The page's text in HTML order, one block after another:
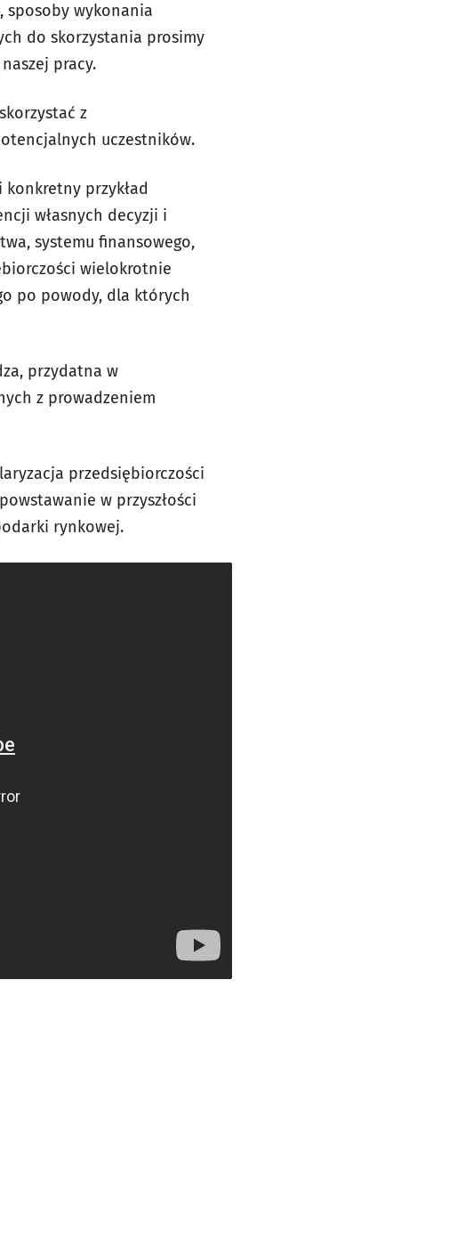
sposoby wykonania
do skorzystania prosimy
pracy.
z
uczestników.
przykład
własnych decyzji i
systemu finansowego,
wielokrotnie
po powody, dla których
przydatna w
z prowadzeniem
przedsiębiorczości
w przyszłości
rynkowej.